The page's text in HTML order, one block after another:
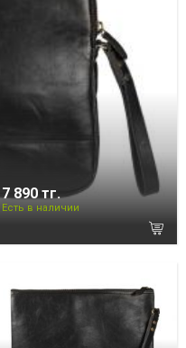
7 890 тг.
Есть в наличии